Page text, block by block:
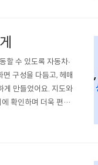
할 수 있도록 자동차∙
구성을 다듬고, 헤매
게 만들었어요. 지도와
확인하며 더욱 편리
할 수 있어요. 길찾기